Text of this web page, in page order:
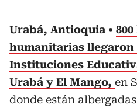
Urabá, Antioquia
humanitarias llegaron
Instituciones
Urabá y El Mango, en
donde están